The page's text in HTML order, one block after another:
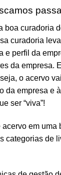
boa curadoria
curadoria
e perfil da
da empresa.
o acervo
da empresa e
ser “viva”!
em uma
categorias de